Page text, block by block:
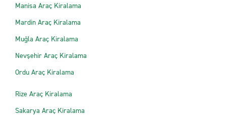
Manisa Araç Kiralama
Mardin Araç Kiralama
Muğla Araç Kiralama
Nevşehir Araç Kiralama
Ordu Araç Kiralama
Rize Araç Kiralama
Sakarya Araç Kiralama